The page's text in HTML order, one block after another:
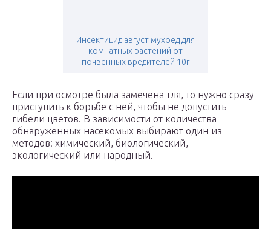
Инсектицид август мухоед для
комнатных растений от
почвенных вредителей 10г
Если при осмотре была замечена тля, то нужно сразу
приступить к борьбе с ней, чтобы не допустить
гибели цветов. В зависимости от количества
обнаруженных насекомых выбирают один из
методов: химический, биологический,
экологический или народный.